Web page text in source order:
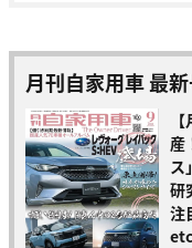
月刊自家用車 最
産
ス
研
注